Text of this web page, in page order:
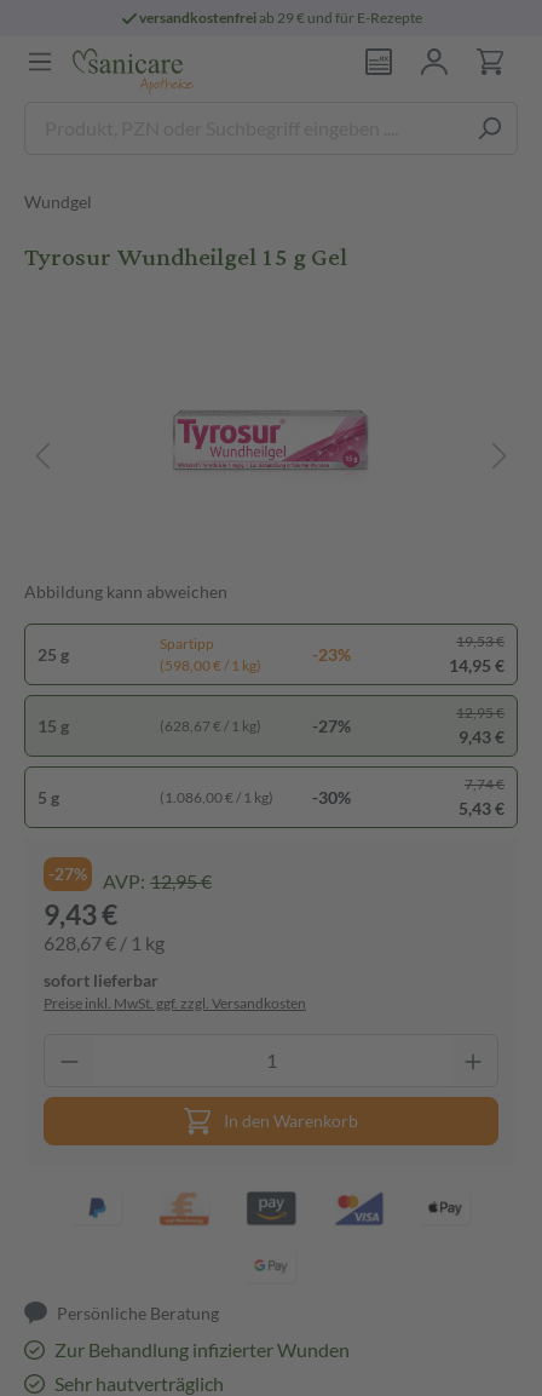
versandkostenfreiab 29 € und für E-Rezepte
Wundgel
Tyrosur Wundheilgel 15 g Gel
Abbildung kann abweichen
25 g
Spartipp
(598,00 € / 1 kg)
-23%
19,53 €
14,95 €
15 g (628,67 € / 1 kg) -27%
12,95 €
9,43 €
5 g (1.086,00 € / 1 kg) -30%
7,74 €
5,43 €
-27% AVP: 12,95 €
9,43 €
628,67 € / 1 kg
sofort lieferbar
Preise inkl. MwSt. ggf. zzgl. Versandkosten
In den Warenkorb
Persönliche Beratung
Zur Behandlung infizierter Wunden
Sehr hautverträglich